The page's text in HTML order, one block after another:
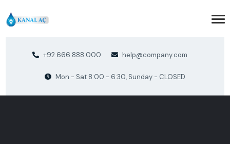
+92 666 888 000 help@company.com
Mon - Sat 8:00 - 6:30, Sunday - CLOSED